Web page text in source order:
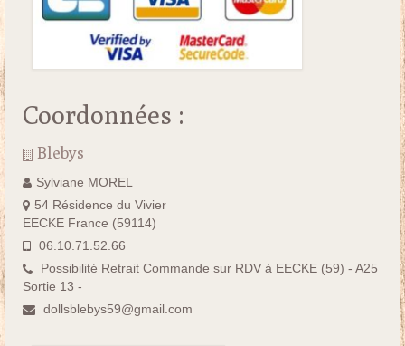
Coordonnées :
Blebys
Sylviane MOREL
54 Résidence du Vivier
EECKE France (59114)
06.10.71.52.66
Possibilité Retrait Commande sur RDV à EECKE (59) - A25
Sortie 13 -
dollsblebys59@gmail.com